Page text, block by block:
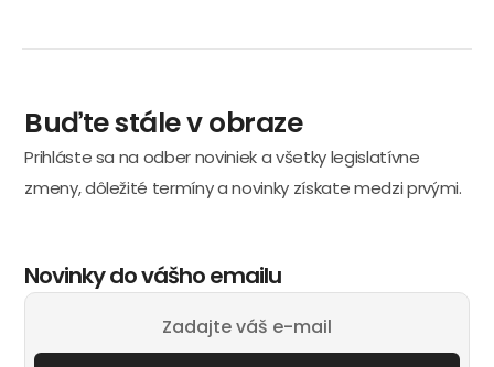
Buďte stále v obraze
Prihláste sa na odber noviniek a všetky legislatívne
zmeny, dôležité termíny a novinky získate medzi prvými.
Novinky do vášho emailu